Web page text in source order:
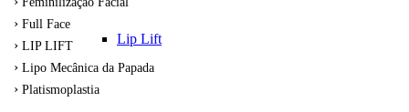
Lip Lift
Full Face
LIP LIFT
Lipo Mecânica da Papada
Platismoplastia